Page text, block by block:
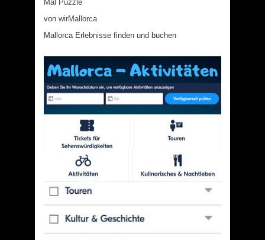
Mal Puzzle
von wirMallorca
Mallorca Erlebnisse finden und buchen